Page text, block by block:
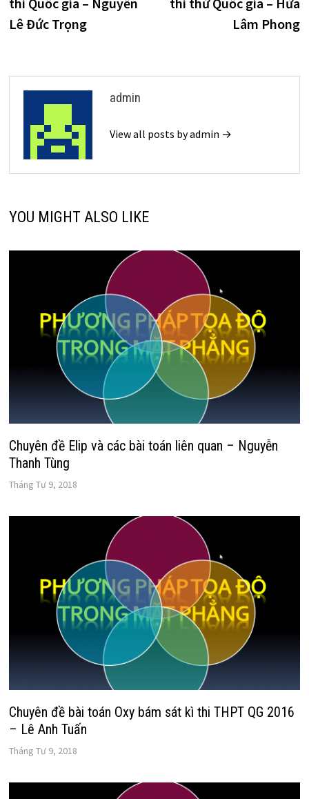
viết
Lê Đức Trọng
Lâm Phong
admin
View all posts by admin →
YOU MIGHT ALSO LIKE
Chuyên đề Elip và các bài toán liên quan – Nguyễn
Thanh Tùng
Tháng Tư 9, 2018
Chuyên đề bài toán Oxy bám sát kì thi THPT QG 2016
– Lê Anh Tuấn
Tháng Tư 9, 2018